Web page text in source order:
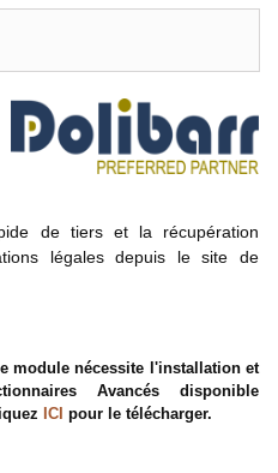
de tiers et la récupération
légales depuis le site de
module nécessite l'installation et
Avancés disponible
ICI pour le télécharger.